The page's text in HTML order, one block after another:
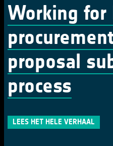
Working for
proposal
process
LEES HET HELE VERHAAL